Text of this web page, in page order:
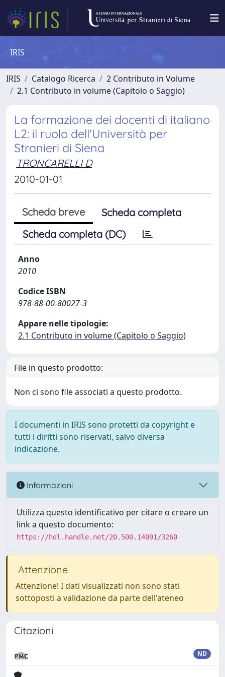
IRIS
IRIS Catalogo Ricerca
2 Contributo in Volume
2.1 Contributo in volume (Capitolo o Saggio)
La formazione dei docenti di italiano
L2: il ruolo dell'Università per
Stranieri di Siena
TRONCARELLI D
2010-01-01
Scheda breve
Scheda completa
Scheda completa (DC)
Anno
2010
Codice ISBN
978-88-00-80027-3
Appare nelle tipologie:
2.1 Contributo in volume (Capitolo o Saggio)
File in questo prodotto:
Non ci sono file associati a questo prodotto.
I documenti in IRIS sono protetti da copyright e
tutti i diritti sono riservati, salvo diversa
indicazione.
Informazioni
Utilizza questo identificativo per citare o creare un
link a questo documento:
https://hdl.handle.net/20.500.14091/3260
Attenzione
Attenzione! I dati visualizzati non sono stati
sottoposti a validazione da parte dell'ateneo
Citazioni
ND